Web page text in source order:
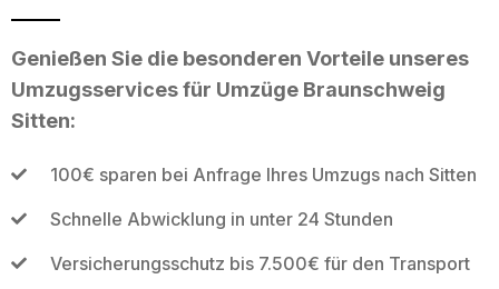
Genießen Sie die besonderen Vorteile unseres
Umzugsservices für Umzüge Braunschweig
Sitten:
100€ sparen bei Anfrage Ihres Umzugs nach Sitten
Schnelle Abwicklung in unter 24 Stunden
Versicherungsschutz bis 7.500€ für den Transport